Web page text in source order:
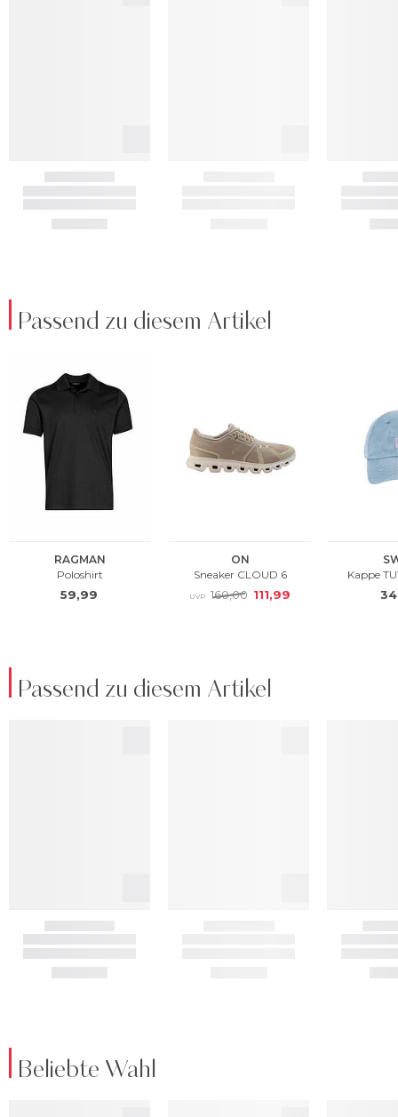
Passend zu diesem Artikel
Passend zu diesem Artikel
Beliebte Wahl